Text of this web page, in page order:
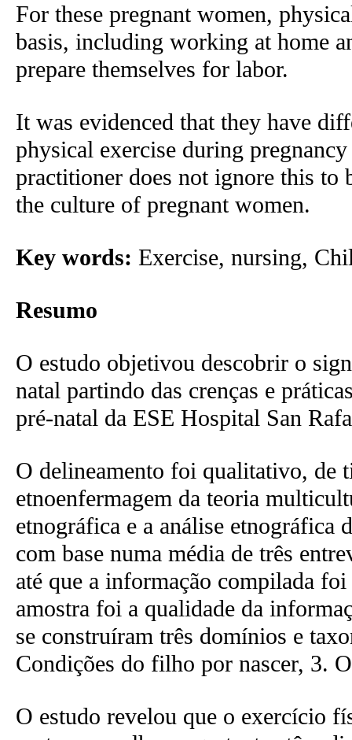
For these pregnant women,
basis, including working at home
prepare themselves for labor.
It was evidenced that they have
physical exercise during
practitioner does not ignore this to
the culture of pregnant women.
Key words: Exercise, nursing,
Resumo
O estudo objetivou descobrir o
natal partindo das crenças e
pré-natal da ESE Hospital San
O delineamento foi qualitativo, de
etnoenfermagem da teoria
etnográfica e a análise etnográfica
com base numa média de três
até que a informação compilada
amostra foi a qualidade da
se construíram três domínios e
Condições do filho por nascer, 3.
O estudo revelou que o exercício